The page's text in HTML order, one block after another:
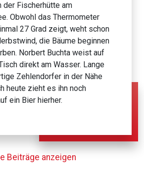
der Fischerhütte am
Obwohl das Thermometer
27 Grad zeigt, weht schon
die Bäume beginnen
Norbert Buchta weist auf
direkt am Wasser. Lange
Zehlendorfer in der Nähe
heute zieht es ihn noch
ein Bier hierher.
Beiträge anzeigen